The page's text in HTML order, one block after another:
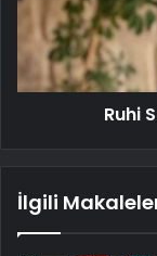
Ruhi
İlgili